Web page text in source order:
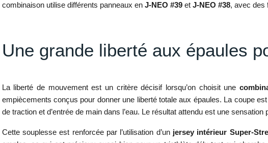
combinaison utilise différents panneaux en J-NEO #39et J-NEO #38, avec des
Une grande liberté aux épaules
La liberté de mouvement est un critère décisif lorsqu’on choisit une
empiècements conçus pour donner une liberté totale aux épaules. La coupe
de traction et d’entrée de main dans l’eau. Le résultat attendu est une
Cette souplesse est renforcée par l’utilisation d’un jersey intérieur Super-